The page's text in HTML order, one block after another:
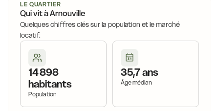
LE QUARTIER
Qui vit à Arnouville
Quelques chiffres clés sur la population et le marché
locatif.
14 898
habitants
Population
35,7 ans
Âge médian